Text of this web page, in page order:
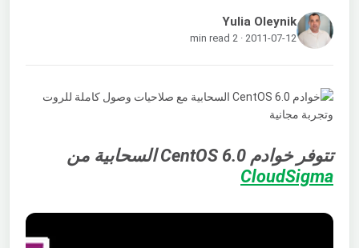
Yulia Oleynik
2011-07-12 · 2 min read
تتوفر خوادم CentOS 6.0 السحابية من
CloudSigma